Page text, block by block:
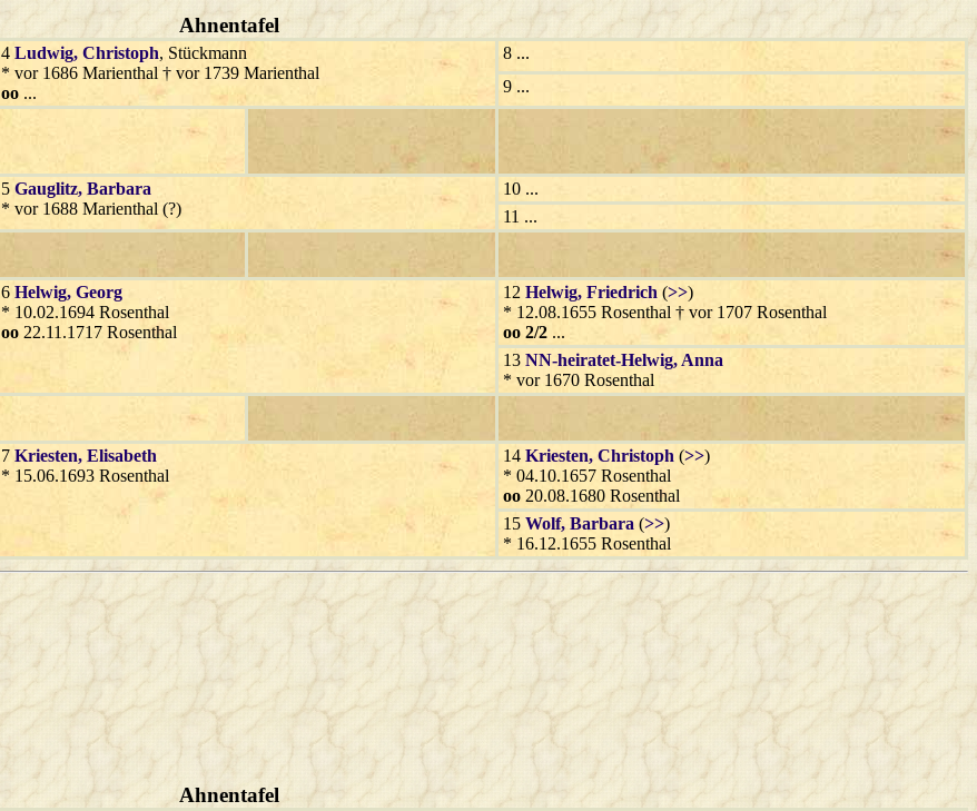
Ahnentafel
4 Ludwig, Christoph, Stückmann
* vor 1686 Marienthal † vor 1739 Marienthal
oo ...
8 ...
9 ...
5 Gauglitz, Barbara
* vor 1688 Marienthal (?)
10 ...
11 ...
6 Helwig, Georg
* 10.02.1694 Rosenthal
oo 22.11.1717 Rosenthal
12 Helwig, Friedrich (>>)
* 12.08.1655 Rosenthal † vor 1707 Rosenthal
oo 2/2 ...
13 NN-heiratet-Helwig, Anna
* vor 1670 Rosenthal
7 Kriesten, Elisabeth
* 15.06.1693 Rosenthal
14 Kriesten, Christoph (>>)
* 04.10.1657 Rosenthal
oo 20.08.1680 Rosenthal
15 Wolf, Barbara (>>)
* 16.12.1655 Rosenthal
Ahnentafel